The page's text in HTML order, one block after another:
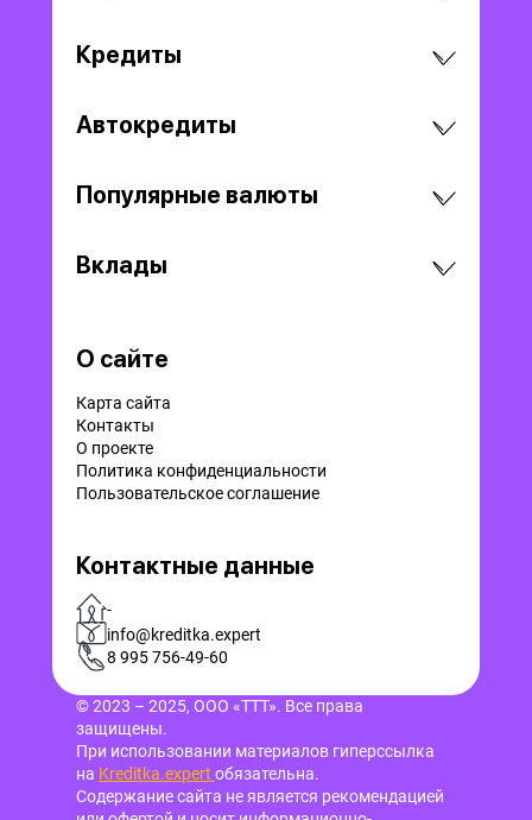
Кредиты
Автокредиты
Популярные валюты
Вклады
О сайте
Карта сайта
Контакты
О проекте
Политика конфиденциальности
Пользовательское соглашение
Контактные данные
-
info@kreditka.expert
8 995 756-49-60
© 2023 – 2025, ООО «ТТТ». Все права
защищены.
При использовании материалов гиперссылка
на Kreditka.expert обязательна.
Содержание сайта не является рекомендацией